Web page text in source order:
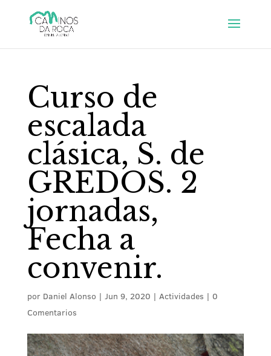
Curso de
escalada
clásica, S. de
GREDOS. 2
jornadas,
Fecha a
convenir.
por Daniel Alonso | Jun 9, 2020 | Actividades | 0
Comentarios